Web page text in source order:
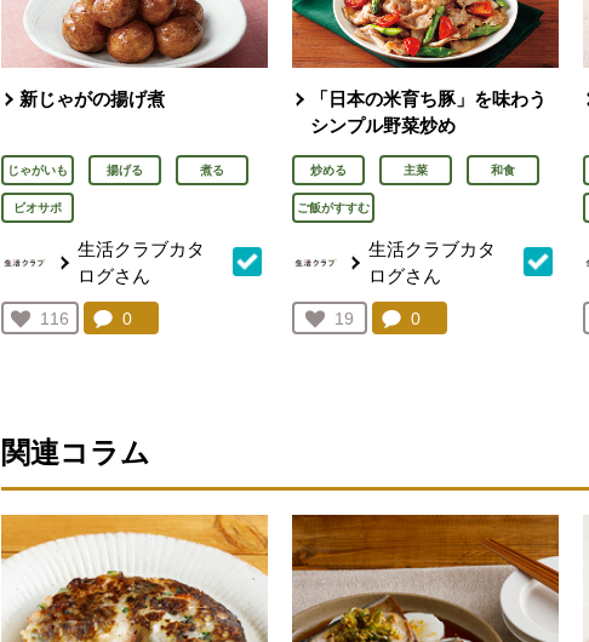
新じゃがの揚げ煮
じゃがいも 揚げる 煮る
ビオサポ
生活クラブカタ
ログさん
お気に入り登録：
116
人が登録
コメント：
0
「日本の米育ち豚」を味わう
シンプル野菜炒め
炒める 主菜 和食
ご飯がすすむ
生活クラブカタ
ログさん
お気に入り登録：
19
人が登録
コメント：
0件。コメントを見る。
関連コラム